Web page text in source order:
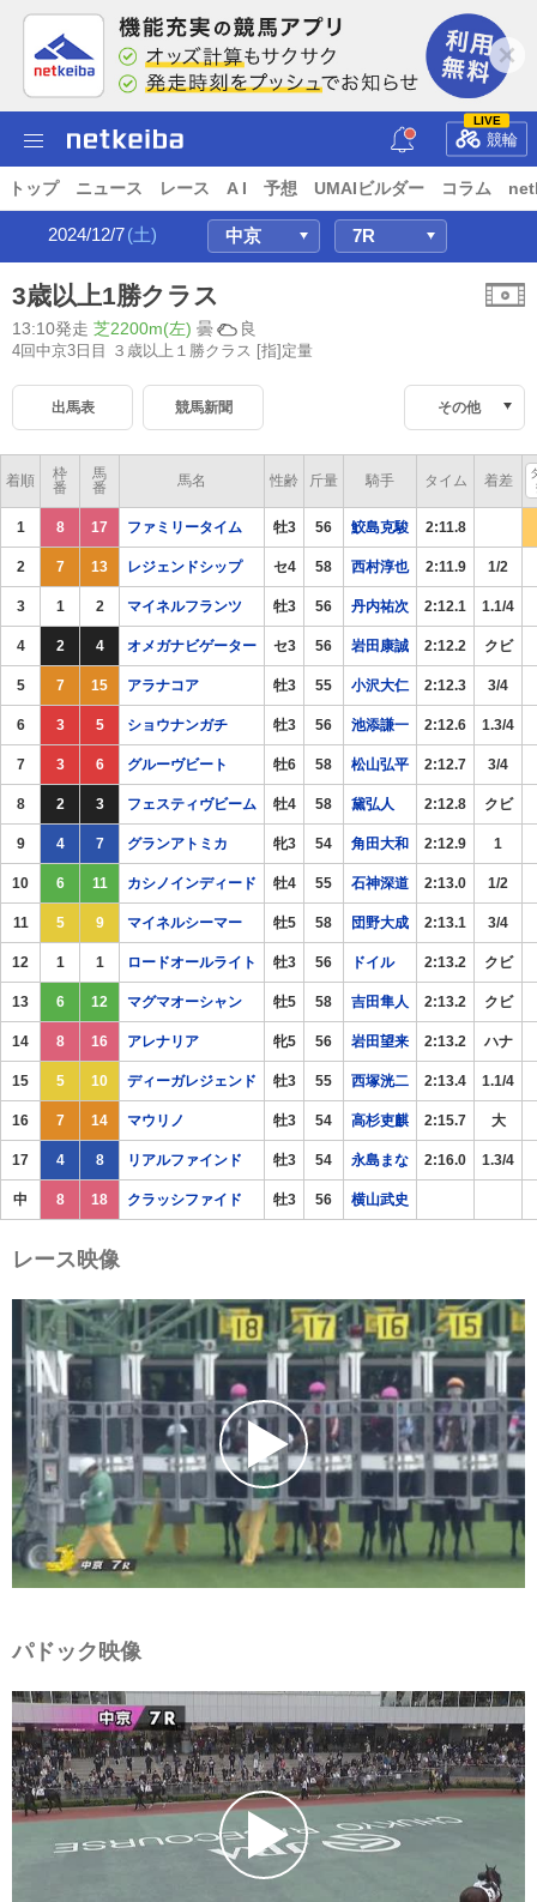
LIVE
競輪
トップ ニュース レース A I 予想 UMAIビルダー コラム
2024/12/7(土)
3歳以上1勝クラス
13:10発走 芝2200m(左) 曇 良
4回中京3日目 ３歳以上１勝クラス [指]定量
出馬表 競馬新聞 その他
着順
枠
番
馬
番
馬名 性齢 斤量 騎手 タイム 着差
1 8 17 ファミリータイム 牡3 56 鮫島克駿 2:11.8
2 7 13 レジェンドシップ セ4 58 西村淳也 2:11.9 1/2
3 1 2 マイネルフランツ 牡3 56 丹内祐次 2:12.1 1.1/4
4 2 4 オメガナビゲーター セ3 56 岩田康誠 2:12.2 クビ
5 7 15 アラナコア 牡3 55 小沢大仁 2:12.3 3/4
6 3 5 ショウナンガチ 牡3 56 池添謙一 2:12.6 1.3/4
7 3 6 グルーヴビート 牡6 58 松山弘平 2:12.7 3/4
8 2 3 フェスティヴビーム 牡4 58 黛弘人 2:12.8 クビ
9 4 7 グランアトミカ 牝3 54 角田大和 2:12.9 1
10 6 11 カシノインディード 牡4 55 石神深道 2:13.0 1/2
11 5 9 マイネルシーマー 牡5 58 団野大成 2:13.1 3/4
12 1 1 ロードオールライト 牡3 56 ドイル 2:13.2 クビ
13 6 12 マグマオーシャン 牡5 58 吉田隼人 2:13.2 クビ
14 8 16 アレナリア 牝5 56 岩田望来 2:13.2 ハナ
15 5 10 ディーガレジェンド 牡3 55 西塚洸二 2:13.4 1.1/4
16 7 14 マウリノ 牡3 54 高杉吏麒 2:15.7 大
17 4 8 リアルファインド 牡3 54 永島まな 2:16.0 1.3/4
中 8 18 クラッシファイド 牡3 56 横山武史
レース映像
パドック映像